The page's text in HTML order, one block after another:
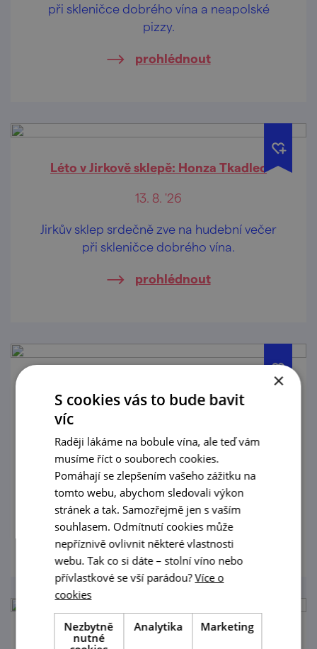
při skleničce dobrého vína a neapolské
pizzy.
prohlédnout
Léto v Jirkově sklepě: Honza Tkadlec
13. 8. '26
Jirkův sklep srdečně zve na hudební večer
při skleničce dobrého vína.
prohlédnout
ležáckého sklepa
20. 8. '26
Nenechte si ujít jedinečnou příležitost
nahlédnout do tajů výroby vína vinařství
Jiřího Šilinka a ochutnat jejich vína!
prohlédnout
Degustace s prohlídkou výrobního a
×
S cookies vás to bude bavit
víc
Raději lákáme na bobule vína, ale teď vám
musíme říct o souborech cookies.
Pomáhají se zlepšením vašeho zážitku na
tomto webu, abychom sledovali výkon
stránek a tak. Samozřejmě jen s vaším
souhlasem. Odmítnutí cookies může
nepříznivě ovlivnit některé vlastnosti
webu. Tak co si dáte – stolní víno nebo
přívlastkové se vší parádou?Více o
cookies
Nezbytně
nutné
Analytika Marketing